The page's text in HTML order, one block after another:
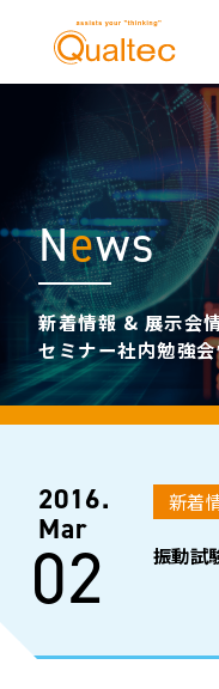
News
新着情報 & 展示会
セミナー社内勉強
2016.
Mar
02
新着
振動試